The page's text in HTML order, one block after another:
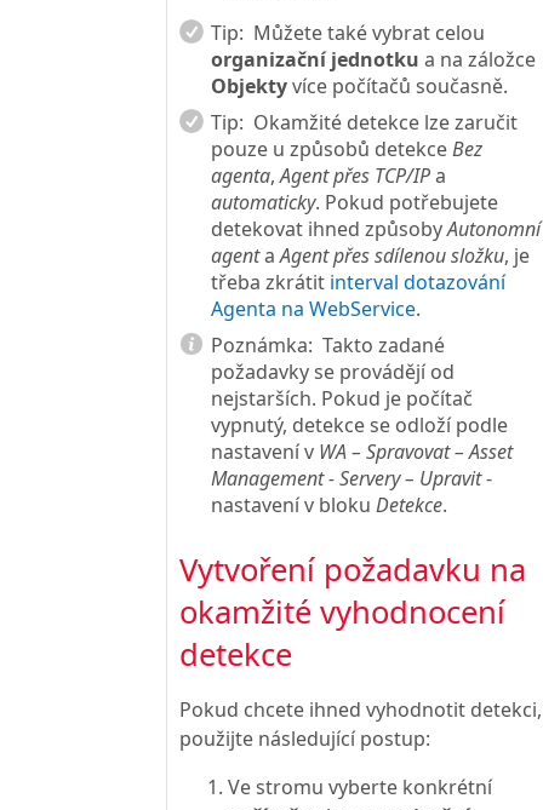
Tip: Můžete také vybrat celou
organizační jednotku a na záložce
Objektyvíce počítačů současně.
Tip: Okamžité detekce lze zaručit
pouze u způsobů detekceBez
agenta,Agent přes TCP/IPa
automaticky. Pokud potřebujete
detekovat ihned způsobyAutonomní
agentaAgent přes sdílenou složku, je
třeba zkrátit interval dotazování
Agenta na WebService.
Poznámka: Takto zadané
požadavky se provádějí od
nejstarších. Pokud je počítač
vypnutý, detekce se odloží podle
nastavení v WA – Spravovat – Asset
Management - Servery – Upravit-
nastavení v bloku Detekce.
Vytvoření požadavku na
okamžité vyhodnocení
detekce
Pokud chcete ihned vyhodnotit detekci,
použijte následující postup:
Ve stromu vyberte konkrétní